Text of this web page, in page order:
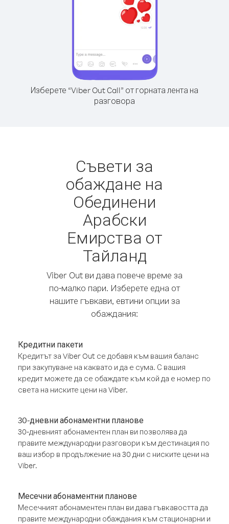
Изберете “Viber Out Call” от горната лента на
разговора
Съвети за
обаждане на
Обединени
Арабски
Емирства от
Тайланд
Viber Out ви дава повече време за
по-малко пари. Изберете една от
нашите гъвкави, евтини опции за
обаждания:
Кредитни пакети
Кредитът за Viber Out се добавя към вашия баланс
при закупуване на каквато и да е сума. С вашия
кредит можете да се обаждате към кой да е номер по
света на ниските цени на Viber.
30-дневни абонаментни планове
30-дневният абонаментен план ви позволява да
правите международни разговори към дестинация по
ваш избор в продължение на 30 дни с ниските цени на
Viber.
Месечни абонаментни планове
Месечният абонаментен план ви дава гъвкавостта да
правите международни обаждания към стационарни и